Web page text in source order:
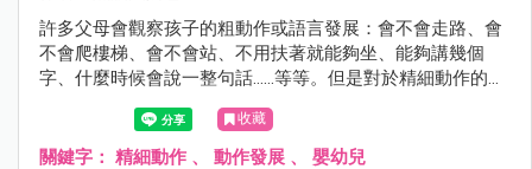
許多父母會觀察孩子的粗動作或語言發展：會不會走路、會
不會爬樓梯、會不會站、不用扶著就能夠坐、能夠講幾個
字、什麼時候會說一整句話……等等。但是對於精細動作的觀
察，較容易忽略。
收藏
關鍵字： 精細動作 、 動作發展 、 嬰幼兒